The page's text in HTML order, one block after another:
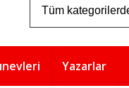
Yazarlar